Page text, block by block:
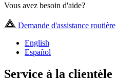
Vous avez besoin d'aide?
Demande d'assistance routière
English
Español
Service à la clientèle